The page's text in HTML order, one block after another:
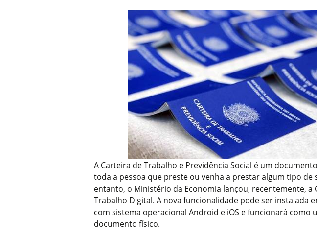
A Carteira de Trabalho e Previdência Social é um
toda a pessoa que preste ou venha a prestar algum tipo de
entanto, o Ministério da Economia lançou, recentemente, a
Trabalho Digital. A nova funcionalidade pode ser instalada
com sistema operacional Android e iOS e funcionará como
documento físico.